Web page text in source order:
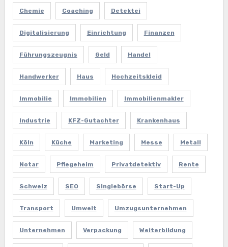
Chemie Coaching Detektei
Digitalisierung Einrichtung Finanzen
Führungszeugnis Geld Handel
Handwerker Haus Hochzeitskleid
Immobilie Immobilien Immobilienmakler
Industrie KFZ-Gutachter Krankenhaus
Köln Küche Marketing Messe Metall
Notar Pflegeheim Privatdetektiv Rente
Schweiz SEO Singlebörse Start-Up
Transport Umwelt Umzugsunternehmen
Unternehmen Verpackung Weiterbildung